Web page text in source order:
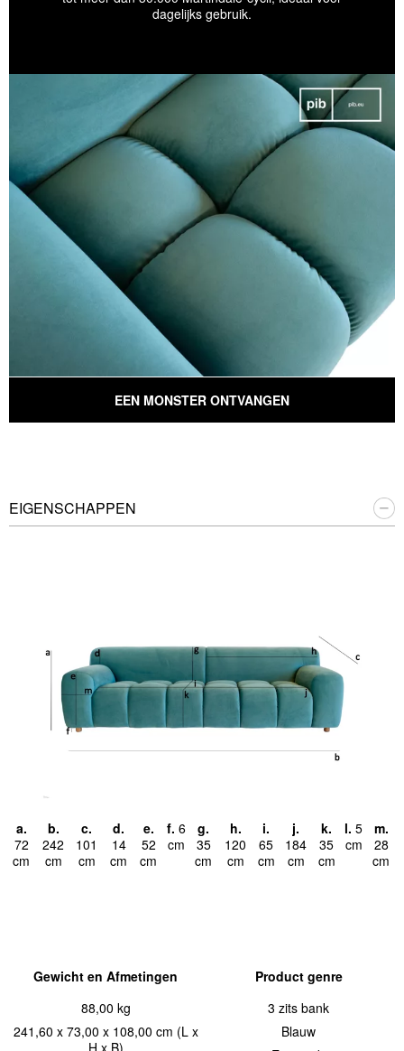
dagelijks gebruik.
EEN MONSTER ONTVANGEN
EIGENSCHAPPEN
a.
72
cm
b.
242
cm
c.
101
cm
d.
14
cm
e.
52
cm
f. 6
cm
g.
35
cm
h.
120
cm
i.
65
cm
j.
184
cm
k.
35
cm
l. 5
cm
m.
28
cm
Gewicht en Afmetingen
88,00 kg
241,60 x 73,00 x 108,00 cm (L x
Product genre
3 zits bank
Blauw